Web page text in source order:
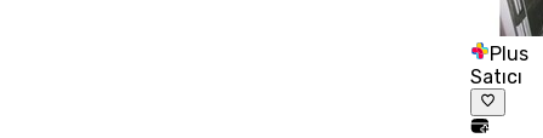
Plus
Satıcı